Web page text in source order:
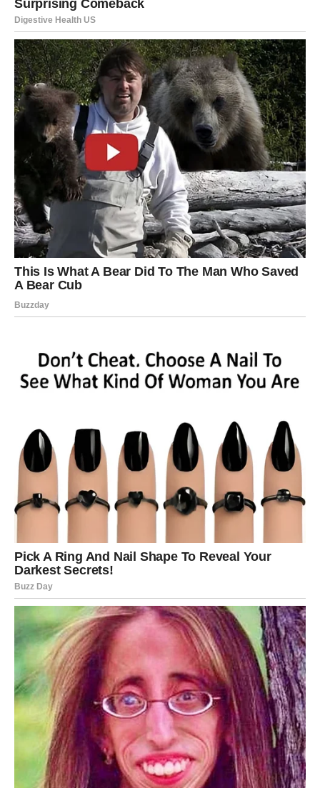
DELFIN BROJ 3 – OSTVARUJE TI
SE ŽELJA KOJU DUGO NOSIŠ U
SRCU
Treći delfin simbol je ostvarenja snova, unutrašnjeg mira i
velikih životnih preokreta.
Ako si njega izabrao, naredni dani donose rasterećenje
od briga koje te već dugo prate. Osjetićeš kako se stvari
postepeno slažu na svoje mjesto.
Moguće su lijepe vijesti vezane za porodicu, ljubav ili
finansije. Ono što ti je djelovalo nemoguće odjednom će
postati sasvim ostvarivo.
Upravo će samopouzdanje biti ključ koji otvara vrata
uspjeha.
Ako postoji želja koju već dugo nosiš u sebi, nemoj
odustajati. Sudbina pokazuje da ćeš uskoro dobiti priliku
da joj se približiš više nego ikada prije.
Neko će prepoznati tvoju dobrotu i uzvratiti ti na način
koji nisi očekivao. Upravo zato ćeš shvatiti da nijedno
Poruka trećeg delfina glasi:
Najljepše stvari dolaze onda kada prestaneš sumnjati u
sebe i odlučiš vjerovati svom putu.